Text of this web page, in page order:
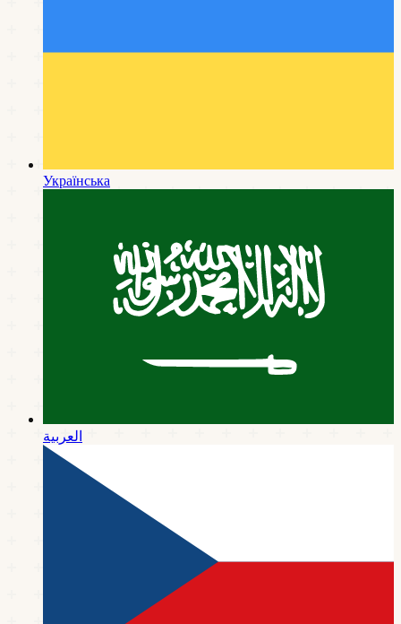
Українська
العربية